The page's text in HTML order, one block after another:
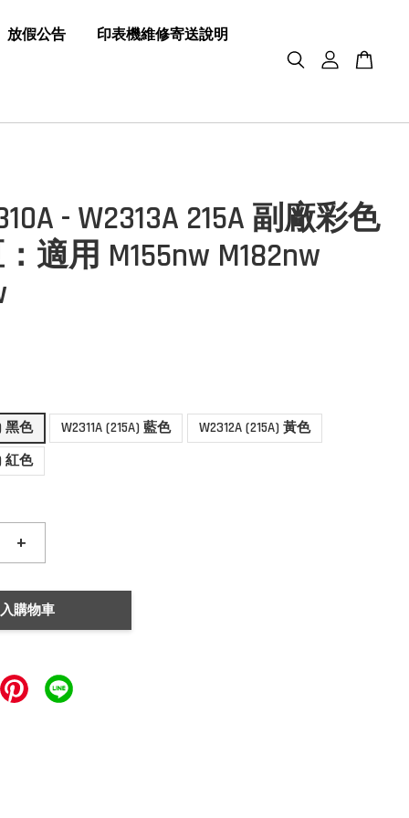
放假公告 印表機維修寄送說明
- W2313A 215A 副廠彩色
適用 M155nw M182nw
黑色
W2311A (215A) 藍色
W2312A (215A) 黃色
紅色
+
購物車